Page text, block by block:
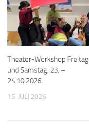
Theater-Workshop Freitag
und Samstag, 23. –
24.10.2026
15. JULI 2026